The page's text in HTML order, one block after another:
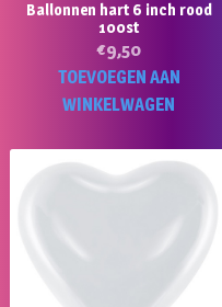
Ballonnen hart 6 inch rood
100st
€9,50
TOEVOEGEN AAN
WINKELWAGEN